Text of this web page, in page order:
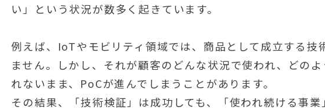
い」という状況が数多く起きています。
例えば、IoTやモビリティ領域では、商品として成立する技
ません。しかし、それが顧客のどんな状況で使われ、どの
れないまま、PoCが進んでしまうことがあります。
その結果、「技術検証」は成功しても、「使われ続ける事